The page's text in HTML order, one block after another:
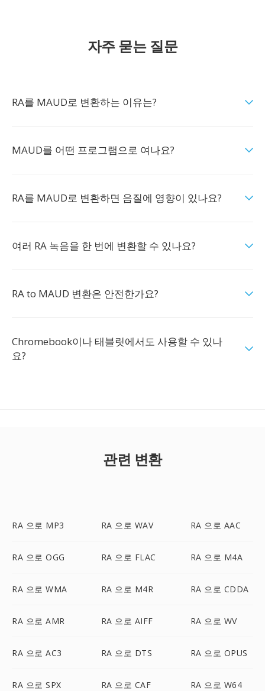
자주 묻는 질문
RA를 MAUD로 변환하는 이유는?
MAUD를 어떤 프로그램으로 여나요?
RA를 MAUD로 변환하면 음질에 영향이 있나요?
여러 RA 녹음을 한 번에 변환할 수 있나요?
RA to MAUD 변환은 안전한가요?
Chromebook이나 태블릿에서도 사용할 수 있나
요?
관련 변환
RA 으로 MP3 RA 으로 WAV RA 으로 AAC
RA 으로 OGG RA 으로 FLAC RA 으로 M4A
RA 으로 WMA RA 으로 M4R RA 으로 CDDA
RA 으로 AMR RA 으로 AIFF RA 으로 WV
RA 으로 AC3 RA 으로 DTS RA 으로 OPUS
RA 으로 SPX RA 으로 CAF RA 으로 W64